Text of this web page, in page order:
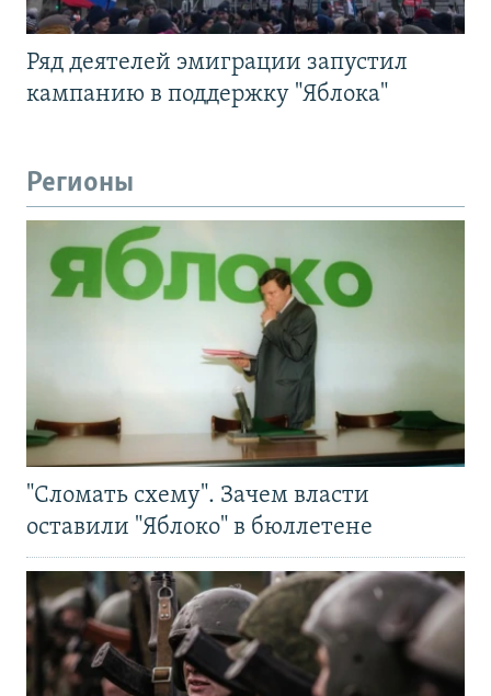
Ряд деятелей эмиграции запустил
кампанию в поддержку "Яблока"
Регионы
"Сломать схему". Зачем власти
оставили "Яблоко" в бюллетене